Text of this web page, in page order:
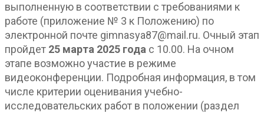
выполненную в соответствии с требованиями к
работе (приложение № 3 к Положению) по
электронной почте gimnasya87@mail.ru. Очный этап
пройдет 25 марта 2025 года с 10.00. На очном
этапе возможно участие в режиме
видеоконференции. Подробная информация, в том
числе критерии оценивания учебно-
исследовательских работ в положении (раздел